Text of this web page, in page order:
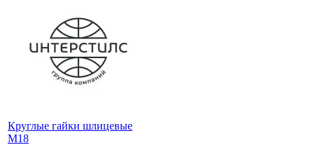
Круглые гайки шлицевые
М18